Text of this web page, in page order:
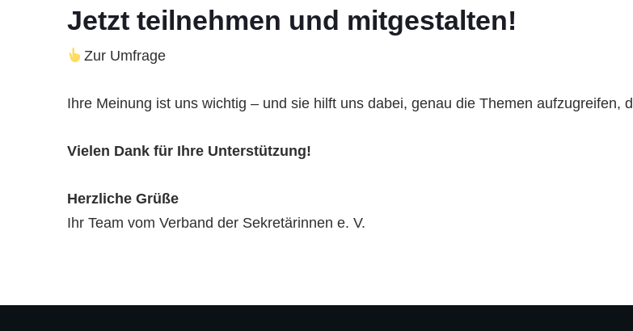
Jetzt teilnehmen und mitgestalten!
Zur Umfrage
Ihre Meinung ist uns wichtig – und sie hilft uns dabei, genau die Themen aufzugreifen,
Vielen Dank für Ihre Unterstützung!
Herzliche Grüße
Ihr Team vom Verband der Sekretärinnen e. V.